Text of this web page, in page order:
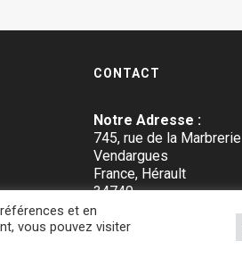
CONTACT
Notre Adresse :
745, rue de la Marbrerie
Vendargues
France, Hérault
34740
et en
vous pouvez visiter